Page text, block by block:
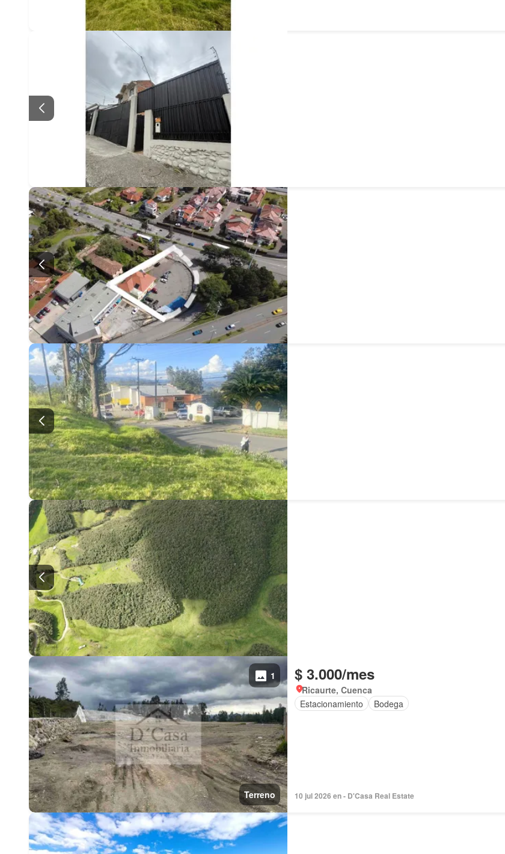
Terreno
1 $ 3.000/mes
Ricaurte, Cuenca
Estacionamiento
Bodega
10 jul 2026 en - D'Casa Real Estate